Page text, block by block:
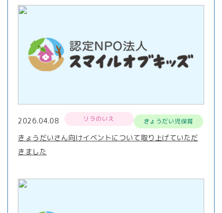
2026.04.08 リラのいえ きょうだい児保育
きょうだいさん向けイベントについて取り上げていただ
きました